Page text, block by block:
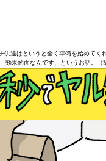
供達はというと全く準備を始めて
効果的面なんです、というお話。（